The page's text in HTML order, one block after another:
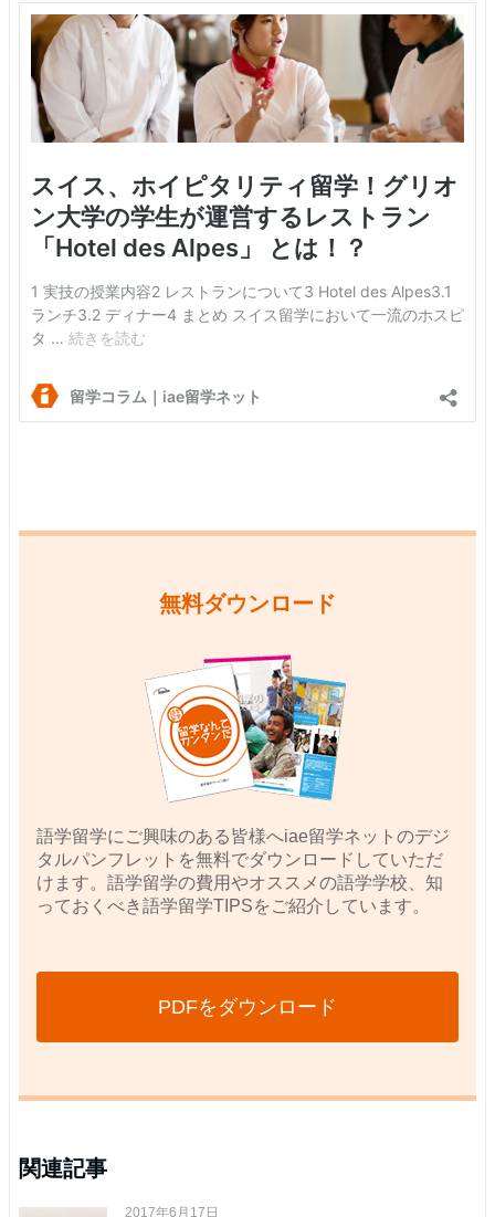
無料ダウンロード
語学留学にご興味のある皆様へiae留学ネットのデジ
タルパンフレットを無料でダウンロードしていただ
けます。語学留学の費用やオススメの語学学校、知
っておくべき語学留学TIPSをご紹介しています。
PDFをダウンロード
関連記事
2017年6月17日